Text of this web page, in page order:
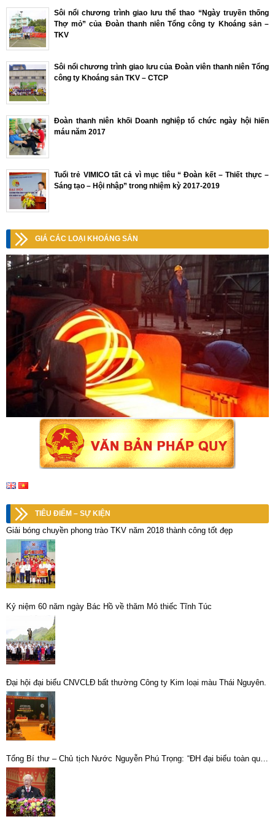
Sôi nổi chương trình giao lưu thể thao “Ngày truyền thống
Thợ mỏ” của Đoàn thanh niên Tổng công ty Khoáng sản –
TKV
Sôi nổi chương trình giao lưu của Đoàn viên thanh niên Tổng
công ty Khoáng sản TKV – CTCP
Đoàn thanh niên khối Doanh nghiệp tổ chức ngày hội hiến
máu năm 2017
Tuổi trẻ VIMICO tất cả vì mục tiêu “ Đoàn kết – Thiết thực –
Sáng tạo – Hội nhập” trong nhiệm kỳ 2017-2019
GIÁ CÁC LOẠI KHOÁNG SẢN
TIÊU ĐIỂM – SỰ KIỆN
Giải bóng chuyền phong trào TKV năm 2018 thành công tốt đẹp
Kỷ niệm 60 năm ngày Bác Hồ về thăm Mỏ thiếc Tĩnh Túc
Đại hội đại biểu CNVCLĐ bất thường Công ty Kim loại màu Thái Nguyên.
Tổng Bí thư – Chủ tịch Nước Nguyễn Phú Trọng: “ĐH đại biểu toàn quốc
lần thứ XIII của Đảng ta đã thành công rất tốt đẹp”